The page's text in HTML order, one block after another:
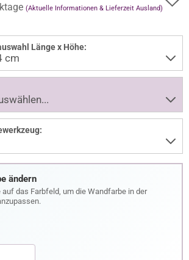
(Aktuelle Informationen & Lieferzeit Ausland)
Länge x Höhe:
ändern
auf das Farbfeld, um die Wandfarbe in der